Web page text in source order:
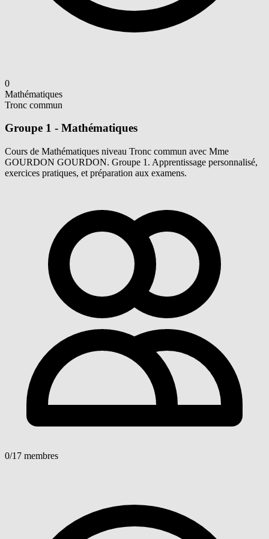
0
Mathématiques
Tronc commun
Groupe 1 - Mathématiques
Cours de Mathématiques niveau Tronc commun avec Mme
GOURDON GOURDON. Groupe 1. Apprentissage personnalisé,
exercices pratiques, et préparation aux examens.
0/17 membres